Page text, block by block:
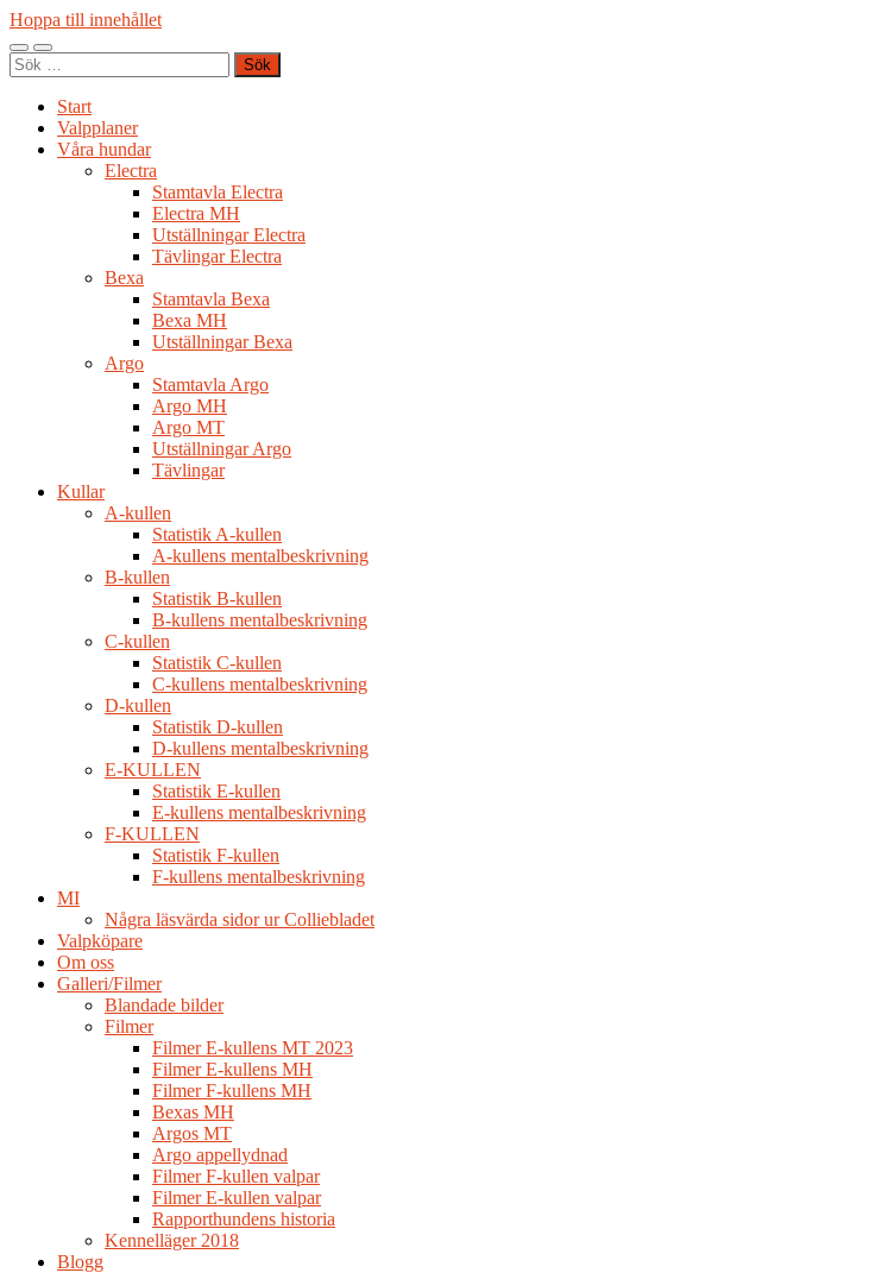
Hoppa till innehållet
Slå
på/av
Slå
på/av
Sök
efter:
Start
Valpplaner
Våra hundar
Electra
Stamtavla Electra
Electra MH
Utställningar Electra
Tävlingar Electra
Bexa
Stamtavla Bexa
Bexa MH
Utställningar Bexa
Argo
Stamtavla Argo
Argo MH
Argo MT
Utställningar Argo
Tävlingar
Kullar
A-kullen
Statistik A-kullen
A-kullens mentalbeskrivning
B-kullen
Statistik B-kullen
B-kullens mentalbeskrivning
C-kullen
Statistik C-kullen
C-kullens mentalbeskrivning
D-kullen
Statistik D-kullen
D-kullens mentalbeskrivning
E-KULLEN
Statistik E-kullen
E-kullens mentalbeskrivning
F-KULLEN
Statistik F-kullen
F-kullens mentalbeskrivning
MI
Några läsvärda sidor ur Colliebladet
Valpköpare
Om oss
Galleri/Filmer
Blandade bilder
Filmer
Filmer E-kullens MT 2023
Filmer E-kullens MH
Filmer F-kullens MH
Bexas MH
Argos MT
Argo appellydnad
Filmer F-kullen valpar
Filmer E-kullen valpar
Rapporthundens historia
Kennelläger 2018
Blogg